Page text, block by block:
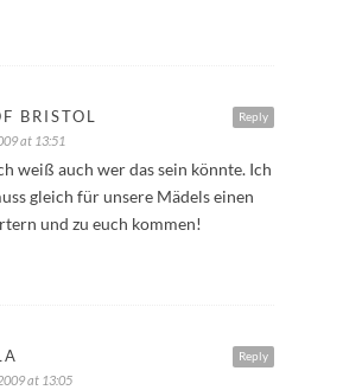
Reply
BRISTOL
at 13:51
weiß auch wer das sein könnte. Ich
gleich für unsere Mädels einen
und zu euch kommen!
Reply
at 13:05